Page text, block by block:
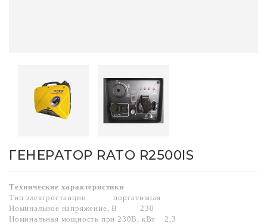
ГЕНЕРАТОР RATO R2500IS
Технические характеристики
Тип электростанции
портативная
Номинальное напряжение, В
230
Номинальная мощность при 230В, кВт
2,3